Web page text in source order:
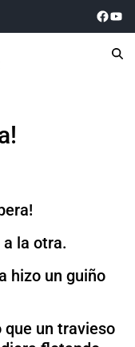
la otra.
hizo un guiño
que un travieso